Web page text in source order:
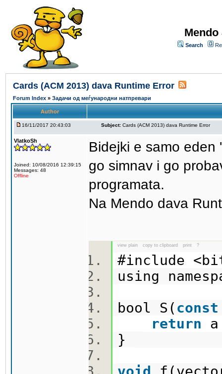
Search
Cards (ACM 2013) dava Runtime Error
Forum Index » Задачи од меѓународни натпревари
Author
16/11/2017 20:43:03 Subject: Cards (ACM 2013) dava Runtime Error
VlatkoSh
Joined: 10/08/2016 12:39:15
Messages: 48
Offline
Bidejki e samo eden
go simnav i go
programata.
Na Mendo dava
view plain copy to clipboard print ?
#include
using
bool S( const
return
}